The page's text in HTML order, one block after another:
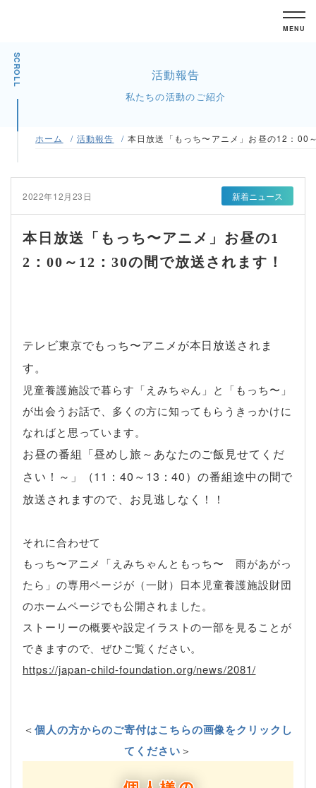
MENU
SCROLL 活動報告
私たちの活動のご紹介
ホーム 活動報告 本日放送「もっち〜アニメ」お昼の12：00
2022年12月23日 新着ニュース
本日放送「もっち〜アニメ」お昼の1
2：00～12：30の間で放送されます！
テレビ東京でもっち〜アニメが本日放送されま
す。
児童養護施設で暮らす「えみちゃん」と「もっち〜」
が出会うお話で、多くの方に知ってもらうきっかけに
なればと思っています。
お昼の番組「昼めし旅～あなたのご飯見せてくだ
さい！～」（11：40～13：40）の番組途中の間で
放送されますので、お見逃しなく！！
それに合わせて
もっち〜アニメ「えみちゃんともっち〜 雨があがっ
たら」の専用ページが（一財）日本児童養護施設財団
のホームページでも公開されました。
ストーリーの概要や設定イラストの一部を見ることが
できますので、ぜひご覧ください。
https://japan-child-foundation.org/news/2081/
＜個人の方からのご寄付はこちらの画像をクリックし
てください＞